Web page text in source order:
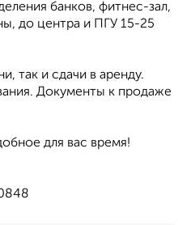
банков, фитнес-зал,
до центра и ПГУ 15-25
так и сдачи в аренду.
Документы к продаже
для вас время!